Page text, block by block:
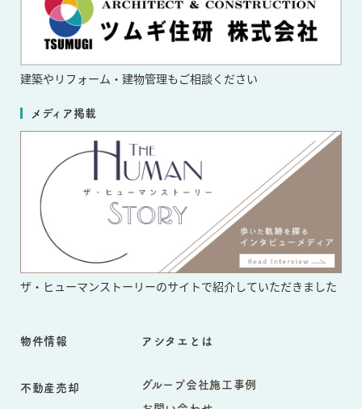
建築やリフォーム・ 建物管理もご相談ください
メディア掲載
ザ・ヒューマンストーリーのサイトで紹介していただきました
物件情報
不動産売却
アシタエとは
グループ会社施工事例